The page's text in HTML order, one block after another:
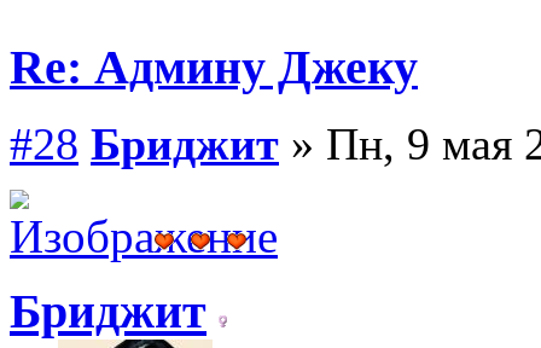
Re: Админу Джеку
#28 Бриджит » Пн, 9 мая
Бриджит